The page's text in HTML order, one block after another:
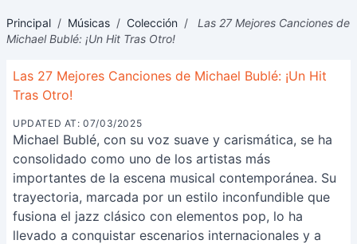
Principal / Músicas / Colección /
Las 27 Mejores Canciones de
Michael Bublé: ¡Un Hit Tras Otro!
Las 27 Mejores Canciones de Michael Bublé: ¡Un Hit
Tras Otro!
UPDATED AT: 07/03/2025
Michael Bublé, con su voz suave y carismática, se ha
consolidado como uno de los artistas más
importantes de la escena musical contemporánea. Su
trayectoria, marcada por un estilo inconfundible que
fusiona el jazz clásico con elementos pop, lo ha
llevado a conquistar escenarios internacionales y a